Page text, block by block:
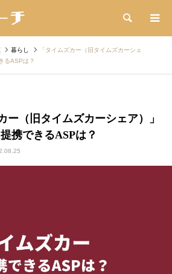
検索
暮らし
「タイムズカー（旧タイムズカーシェ
るASPは？
ー（旧タイムズカーシェア）」
携できるASPは？